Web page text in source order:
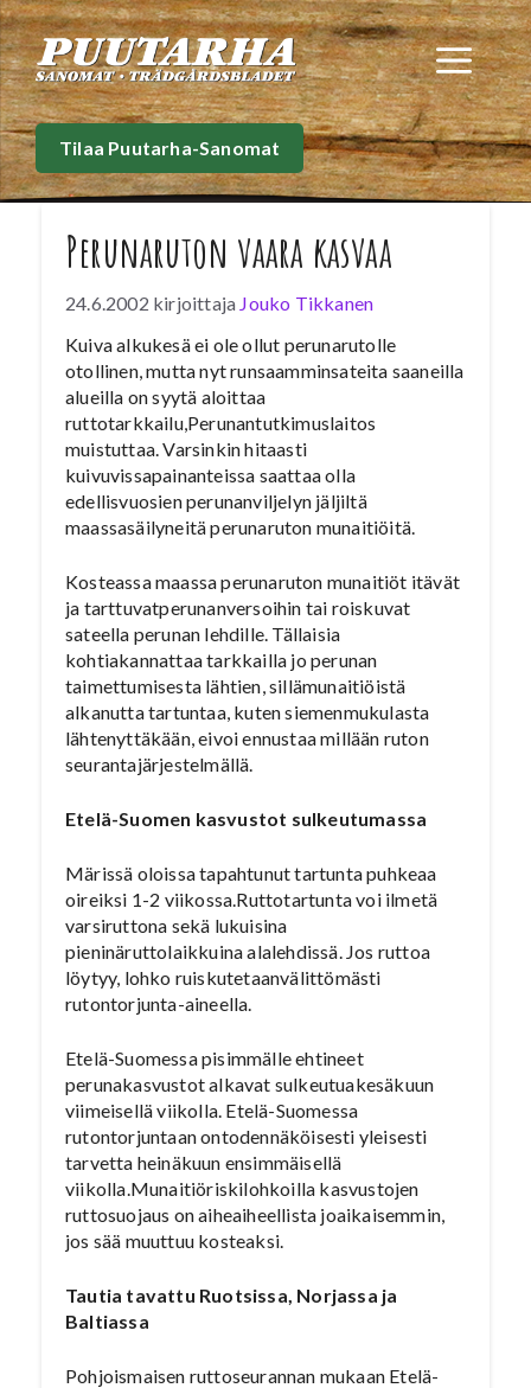
Siirry
sisältöön
Tilaa Puutarha-Sanomat
Perunaruton vaara kasvaa
24.6.2002 kirjoittaja Jouko Tikkanen
Kuiva alkukesä ei ole ollut perunarutolle
otollinen, mutta nyt runsaamminsateita saaneilla
alueilla on syytä aloittaa
ruttotarkkailu,Perunantutkimuslaitos
muistuttaa. Varsinkin hitaasti
kuivuvissapainanteissa saattaa olla
edellisvuosien perunanviljelyn jäljiltä
maassasäilyneitä perunaruton munaitiöitä.
Kosteassa maassa perunaruton munaitiöt itävät
ja tarttuvatperunanversoihin tai roiskuvat
sateella perunan lehdille. Tällaisia
kohtiakannattaa tarkkailla jo perunan
taimettumisesta lähtien, sillämunaitiöistä
alkanutta tartuntaa, kuten siemenmukulasta
lähtenyttäkään, eivoi ennustaa millään ruton
seurantajärjestelmällä.
Etelä-Suomen kasvustot sulkeutumassa
Märissä oloissa tapahtunut tartunta puhkeaa
oireiksi 1-2 viikossa.Ruttotartunta voi ilmetä
varsiruttona sekä lukuisina
pieninäruttolaikkuina alalehdissä. Jos ruttoa
löytyy, lohko ruiskutetaanvälittömästi
rutontorjunta-aineella.
Etelä-Suomessa pisimmälle ehtineet
perunakasvustot alkavat sulkeutuakesäkuun
viimeisellä viikolla. Etelä-Suomessa
rutontorjuntaan ontodennäköisesti yleisesti
tarvetta heinäkuun ensimmäisellä
viikolla.Munaitiöriskilohkoilla kasvustojen
ruttosuojaus on aiheaiheellista joaikaisemmin,
jos sää muuttuu kosteaksi.
Tautia tavattu Ruotsissa, Norjassa ja
Baltiassa
Pohjoismaisen ruttoseurannan mukaan Etelä-